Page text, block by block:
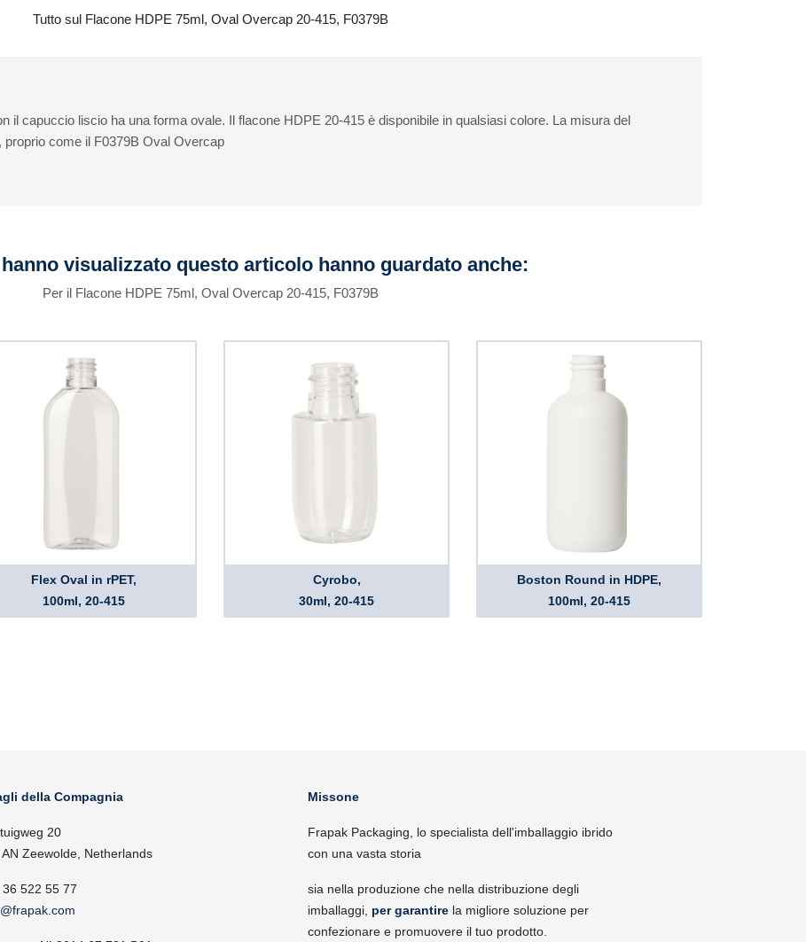
Tutto sul Flacone HDPE 75ml, Oval Overcap 20-415, F0379B
il capuccio liscio ha una forma ovale. Il flacone HDPE 20-415 è disponibile in qualsiasi colore. La misura del
proprio come il F0379B Oval Overcap
visualizzato questo articolo hanno guardato anche:
Per il Flacone HDPE 75ml, Oval Overcap 20-415, F0379B
Flex Oval in rPET,
100ml, 20-415
Cyrobo,
30ml, 20-415
Boston Round in HDPE,
100ml, 20-415
della Compagnia
20
Zeewolde, Netherlands
522 55 77
Missone
Frapak Packaging, lo specialista dell'imballaggio ibrido
con una vasta storia
sia nella produzione che nella distribuzione degli
imballaggi, per garantire la migliore soluzione per
confezionare e promuovere il tuo prodotto.